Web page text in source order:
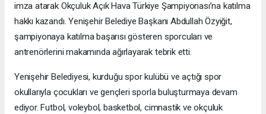
imza atarak Okçuluk Açık Hava Türkiye Şampiyonası’na katılma
hakkı kazandı. Yenişehir Belediye Başkanı Abdullah Özyiğit,
şampiyonaya katılma başarısı gösteren sporcuları ve
antrenörlerini makamında ağırlayarak tebrik etti.
Yenişehir Belediyesi, kurduğu spor kulübü ve açtığı spor
okullarıyla çocukları ve gençleri sporla buluşturmaya devam
ediyor. Futbol, voleybol, basketbol, cimnastik ve okçuluk